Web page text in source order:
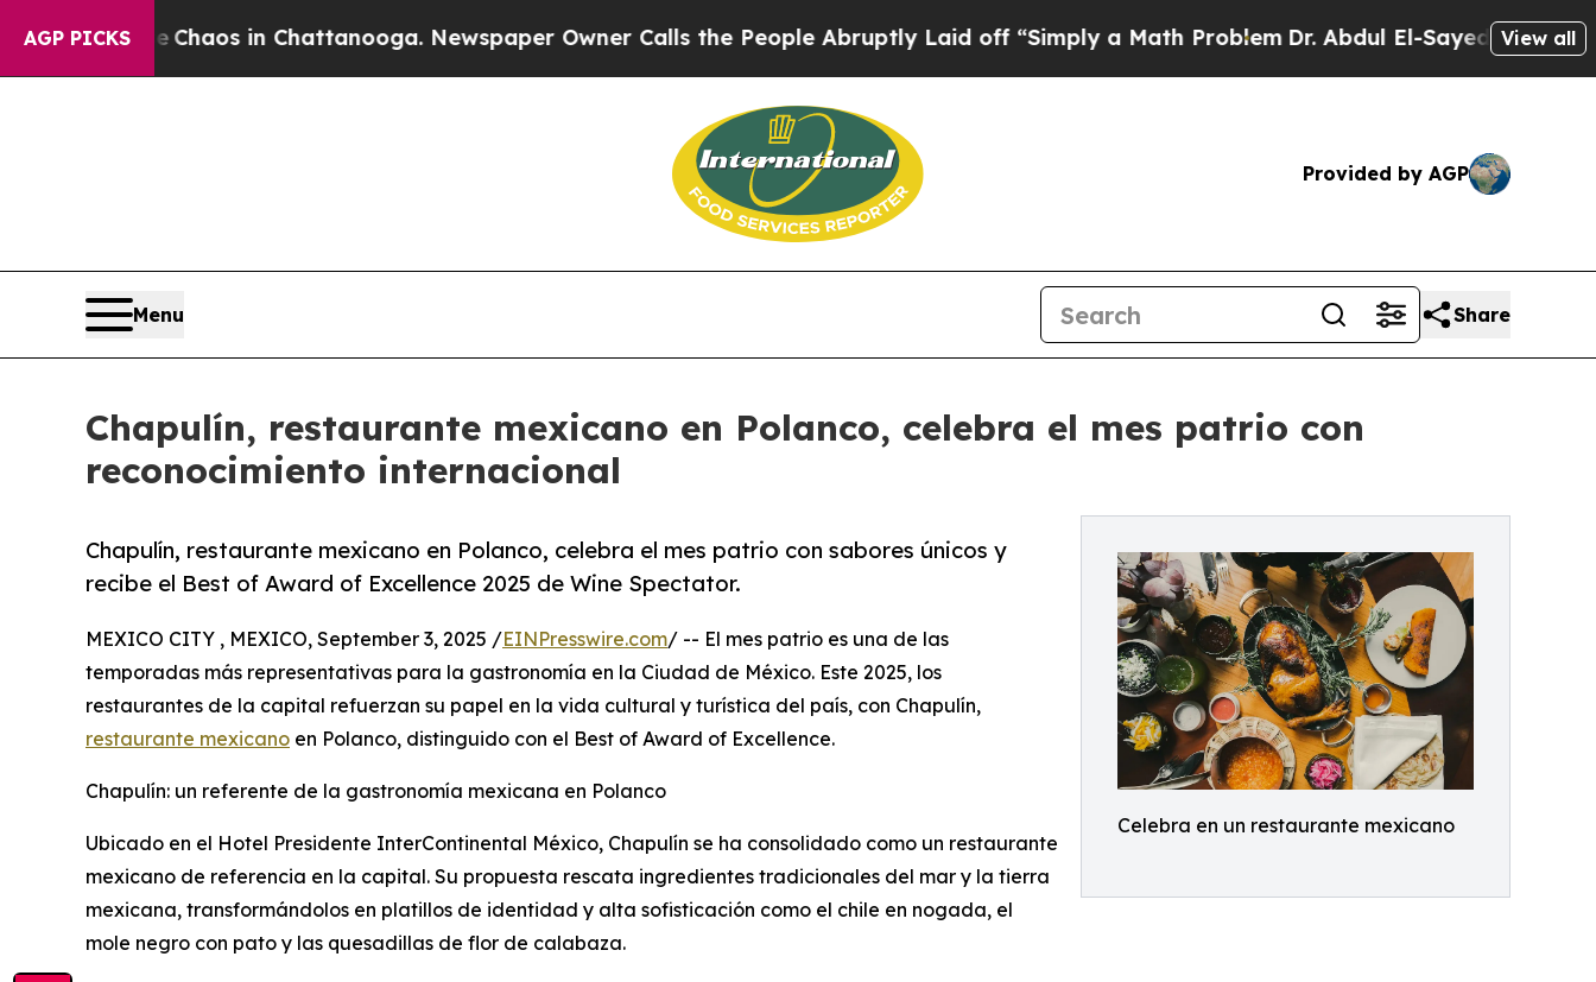
AGP PICKS
CollapseChaos in Chattanooga. Newspaper Owner Calls the People Abruptly Laid off “Simply a Math ProblemDr. Abdul El-Sayed on Historic
View all
Provided by AGP
Menu Share
Chapulín, restaurante mexicano en Polanco, celebra el mes patrio con
reconocimiento internacional
Celebra en un restaurante mexicano
Chapulín, restaurante mexicano en Polanco, celebra el mes patrio con sabores únicos y
recibe el Best of Award of Excellence 2025 de Wine Spectator.
MEXICO CITY , MEXICO, September 3, 2025 /EINPresswire.com/ -- El mes patrio es una de las
temporadas más representativas para la gastronomía en la Ciudad de México. Este 2025, los
restaurantes de la capital refuerzan su papel en la vida cultural y turística del país, con Chapulín,
restaurante mexicano en Polanco, distinguido con el Best of Award of Excellence.
Chapulín: un referente de la gastronomía mexicana en Polanco
Ubicado en el Hotel Presidente InterContinental México, Chapulín se ha consolidado como un restaurante
mexicano de referencia en la capital. Su propuesta rescata ingredientes tradicionales del mar y la tierra
mexicana, transformándolos en platillos de identidad y alta sofisticación como el chile en nogada, el
mole negro con pato y las quesadillas de flor de calabaza.